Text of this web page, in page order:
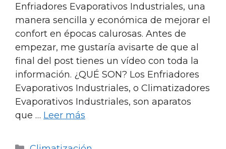
Enfriadores Evaporativos Industriales, una
manera sencilla y económica de mejorar el
confort en épocas calurosas. Antes de
empezar, me gustaría avisarte de que al
final del post tienes un vídeo con toda la
información. ¿QUÉ SON? Los Enfriadores
Evaporativos Industriales, o Climatizadores
Evaporativos Industriales, son aparatos
que … Leer más
Categorías